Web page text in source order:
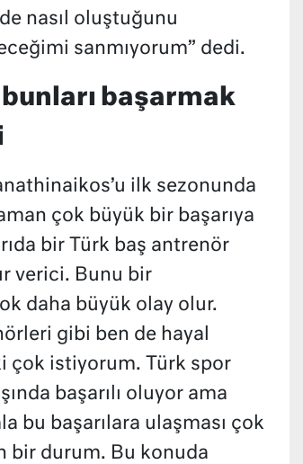
nasıl oluştuğunu
sanmıyorum” dedi.
başarmak
ilk sezonunda
çok büyük bir başarıya
bir Türk baş antrenör
verici. Bunu bir
daha büyük olay olur.
gibi ben de hayal
çok istiyorum. Türk spor
başarılı oluyor ama
bu başarılara ulaşması çok
bir durum. Bu konuda